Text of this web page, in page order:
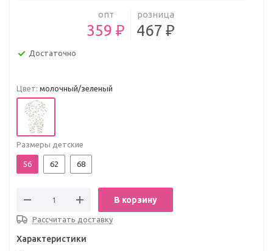
опт
359 ₽
розница
467 ₽
Достаточно
Цвет: молочный/зеленый
Размеры детские
56 62 68
В корзину
Рассчитать доставку
Характеристики